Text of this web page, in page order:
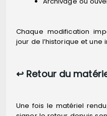
Chaque modification
jour de l’historique et
↩️ Retour du
Une fois le matériel